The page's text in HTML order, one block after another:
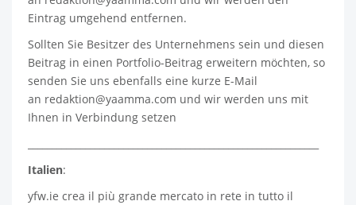
Eintrag umgehend entfernen.
Sollten Sie Besitzer des Unternehmens sein und diesen
Beitrag in einen Portfolio-Beitrag erweitern möchten, so
senden Sie uns ebenfalls eine kurze E-Mail
an redaktion@yaamma.com und wir werden uns mit
Ihnen in Verbindung setzen
Italien:
yfw.ie crea il più grande mercato in rete in tutto il